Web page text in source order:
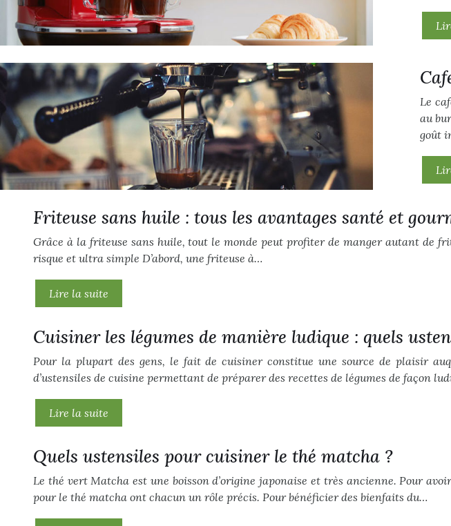
Le
au
goût
Friteuse sans huile : tous les avantages santé et
Grâce à la friteuse sans huile, tout le monde peut profiter de manger autant de
risque et ultra simple D’abord, une friteuse à…
Lire la suite
Cuisiner les légumes de manière ludique : quels
Pour la plupart des gens, le fait de cuisiner constitue une source de plaisir
d’ustensiles de cuisine permettant de préparer des recettes de légumes de façon
Lire la suite
Quels ustensiles pour cuisiner le thé matcha ?
Le thé vert Matcha est une boisson d’origine japonaise et très ancienne. Pour
pour le thé matcha ont chacun un rôle précis. Pour bénéficier des bienfaits du…